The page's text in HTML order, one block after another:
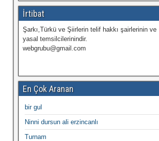
İrtibat
Şarkı,Türkü ve Şiirlerin telif hakkı şairlerinin ve
yasal temsilcilerinindir.
webgrubu@gmail.com
En Çok Aranan
bir gul
Ninni dursun ali erzincanlı
Turnam